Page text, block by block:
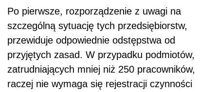
Po pierwsze, rozporządzenie z uwagi na
szczególną sytuację tych przedsiębiorstw,
przewiduje odpowiednie odstępstwa od
przyjętych zasad. W przypadku podmiotów,
zatrudniających mniej niż 250 pracowników,
raczej nie wymaga się rejestracji czynności